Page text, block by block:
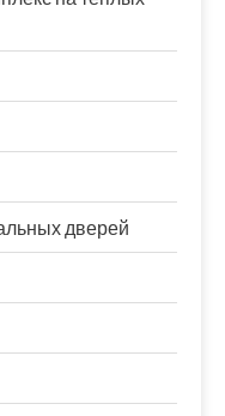
дверей